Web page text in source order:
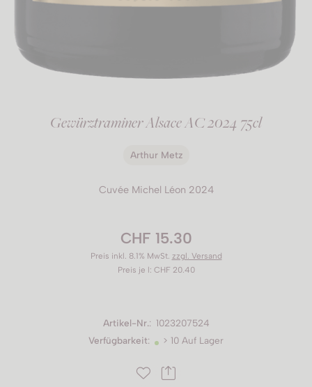
Gewürztraminer Alsace AC 2024 75cl
Arthur Metz
Cuvée Michel Léon 2024
CHF 15.30
Preis inkl. 8.1% MwSt. zzgl. Versand
Preis je l: CHF 20.40
Artikel-Nr.: 1023207524
Verfügbarkeit: > 10 Auf Lager